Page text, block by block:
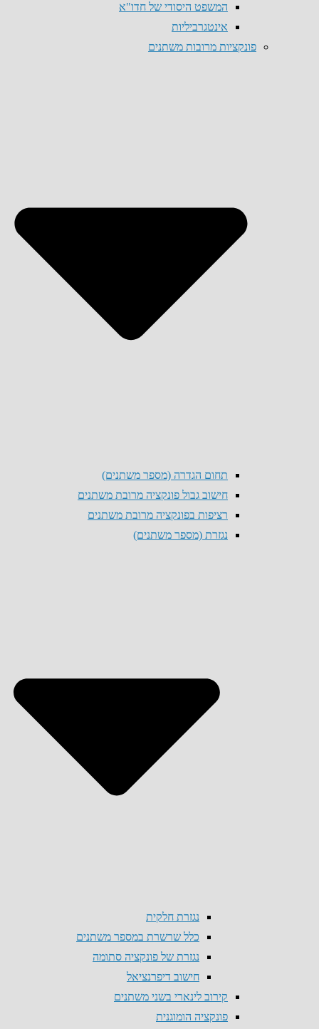
המשפט היסודי של חדו"א
אינטגרביליות
פונקציות מרובות משתנים
תחום הגדרה (מספר משתנים)
חישוב גבול פונקציה מרובת משתנים
רציפות בפונקציה מרובת משתנים
נגזרת (מספר משתנים)
נגזרת חלקית
כלל שרשרת במספר משתנים
נגזרת של פונקציה סתומה
חישוב דיפרנציאל
קירוב לינארי בשני משתנים
פונקציה הומוגנית